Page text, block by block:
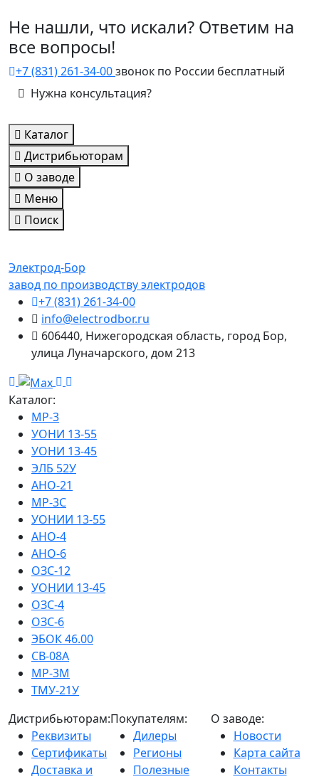
Не нашли, что искали? Ответим на
все вопросы!
+7 (831) 261-34-00звонок по России бесплатный
Нужна консультация?
Каталог
Дистрибьюторам
О заводе
Меню
Поиск
Электрод-Бор
завод по производству электродов
+7 (831) 261-34-00
info@electrodbor.ru
606440, Нижегородская область, город Бор,
улица Луначарского, дом 213
Каталог:
МР-3
УОНИ 13-55
УОНИ 13-45
ЭЛБ 52У
АНО-21
МР-3С
УОНИИ 13-55
АНО-4
АНО-6
ОЗС-12
УОНИИ 13-45
ОЗС-4
ОЗС-6
ЭБОК 46.00
СВ-08А
МР-3М
ТМУ-21У
Дистрибьюторам:
Реквизиты
Сертификаты
Доставка и
Покупателям:
Дилеры
Регионы
Полезные
О заводе:
Новости
Карта сайта
Контакты